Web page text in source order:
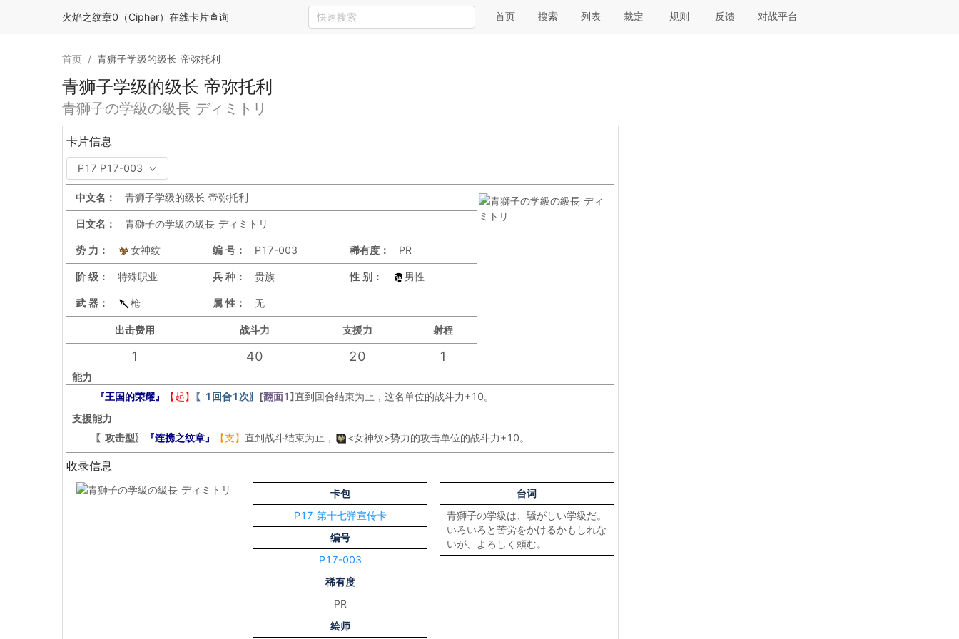
火焰之纹章0（Cipher）在线卡片查询 首页 搜索 列表 裁定 规则 反馈 对战平台
首页 / 青狮子学级的级长 帝弥托利
青狮子学级的级长 帝弥托利
青獅子の学級の級長 ディミトリ
卡片信息
P17 P17-003
中文名： 青狮子学级的级长 帝弥托利
日文名： 青獅子の学級の級長 ディミトリ
编 号： P17-003 稀有度： PR
势 力： 女神纹
阶 级： 特殊职业 兵 种： 贵族 性 别： 男性
武 器： 枪 属 性： 无
出击费用 战斗力 支援力 射程
1 40 20 1
能力
『王国的荣耀』
【起】 〖1回合1次〗 [翻面1]直到回合结束为止，这名单位的战斗力+10。
支援能力
〖攻击型〗
『连携之纹章』 【支】 直到战斗结束为止， <女神纹>势力的攻击单位的战斗力+10。
收录信息
卡包
P17 第十七弹宣传卡
编号
P17-003
稀有度
PR
绘师
台词
青獅子の学級は、騒がしい学級だ。
いろいろと苦労をかけるかもしれな
いが、よろしく頼む。